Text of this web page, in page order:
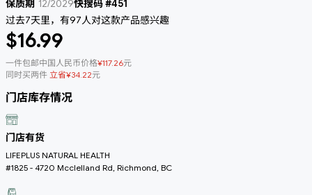
保质期 12/2029快搜码 #451
过去7天里，有97人对这款产品感兴趣
$16.99
一件包邮中国人民币价格¥117.26元
同时买两件 立省¥34.22元
门店库存情况
门店有货
LIFEPLUS NATURAL HEALTH
#1825 - 4720 Mcclelland Rd, Richmond, BC